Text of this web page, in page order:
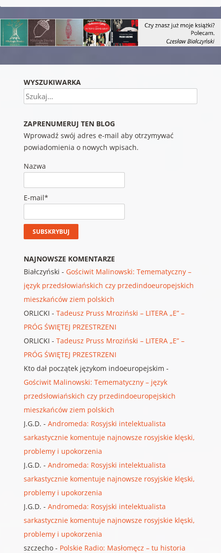
WYSZUKIWARKA
Szukaj
ZAPRENUMERUJ TEN BLOG
Wprowadź swój adres e-mail aby otrzymywać
powiadomienia o nowych wpisach.
Nazwa
E-mail*
NAJNOWSZE KOMENTARZE
Białczyński - Gościwit Malinowski: Temematyczny –
język przedsłowiańskich czy przedindoeuropejskich
mieszkańców ziem polskich
ORLICKI - Tadeusz Pruss Mroziński – LITERA „E” –
PRÓG ŚWIĘTEJ PRZESTRZENI
ORLICKI - Tadeusz Pruss Mroziński – LITERA „E” –
PRÓG ŚWIĘTEJ PRZESTRZENI
Kto dał początek językom indoeuropejskim -
Gościwit Malinowski: Temematyczny – język
przedsłowiańskich czy przedindoeuropejskich
mieszkańców ziem polskich
J.G.D. - Andromeda: Rosyjski intelektualista
sarkastycznie komentuje najnowsze rosyjskie klęski,
problemy i upokorzenia
J.G.D. - Andromeda: Rosyjski intelektualista
sarkastycznie komentuje najnowsze rosyjskie klęski,
problemy i upokorzenia
J.G.D. - Andromeda: Rosyjski intelektualista
sarkastycznie komentuje najnowsze rosyjskie klęski,
problemy i upokorzenia
szczecho- Polskie Radio: Masłomęcz – tu historia